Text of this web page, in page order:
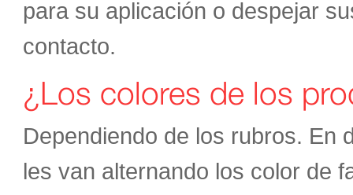
para su aplicación o despejar
contacto.
¿Los colores de los
Dependiendo de los rubros. En
les van alternando los color de